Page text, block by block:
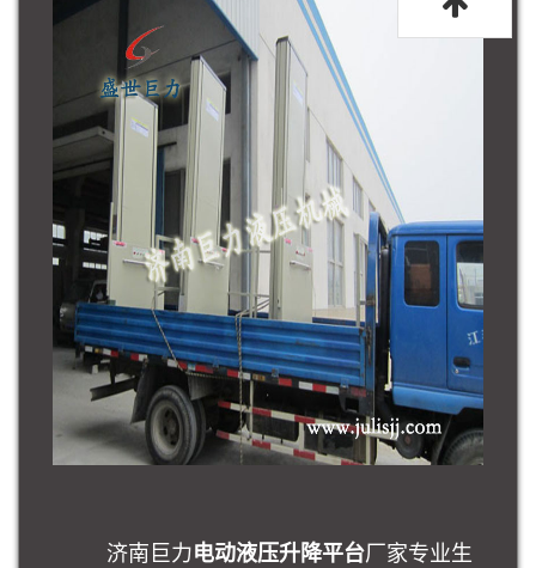
济南巨力电动液压升降平台厂家专业生